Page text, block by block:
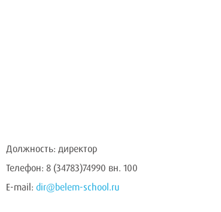
Должность: директор
Телефон: 8 (34783)74990 вн. 100
E-mail: dir@belem-school.ru